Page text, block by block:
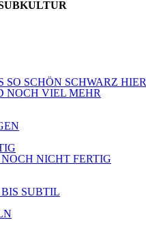
SCHÖN SCHWARZ HIER
NOCH VIEL MEHR
NICHT FERTIG
SUBTIL